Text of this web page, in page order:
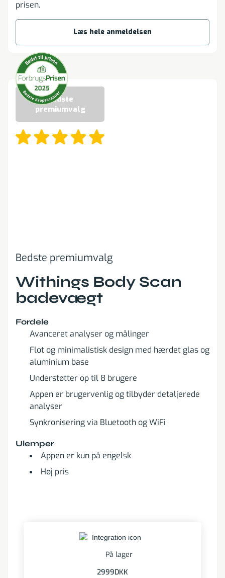
prisen.
Læs hele anmeldelsen
Bedste
premiumvalg
Bedste premiumvalg
Withings Body Scan
badevægt
Fordele
Avanceret analyser og målinger
Flot og minimalistisk design med hærdet glas og
aluminium base
Understøtter op til 8 brugere
Appen er brugervenlig og tilbyder detaljerede
analyser
Synkronisering via Bluetooth og WiFi
Ulemper
Appen er kun på engelsk
Høj pris
På lager
2999DKK